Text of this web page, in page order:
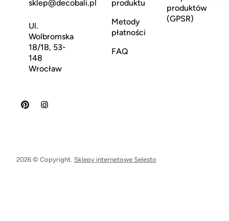
sklep@decobali.pl
Ul.
Wolbromska
18/1B, 53-
148
Wrocław
produktu
Metody
płatności
FAQ
produktów
(GPSR)
2026 © Copyright. Sklepy internetowe Selesto